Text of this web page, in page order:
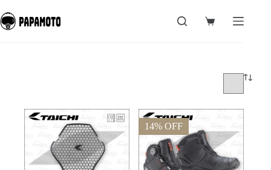
至
購
14% OFF